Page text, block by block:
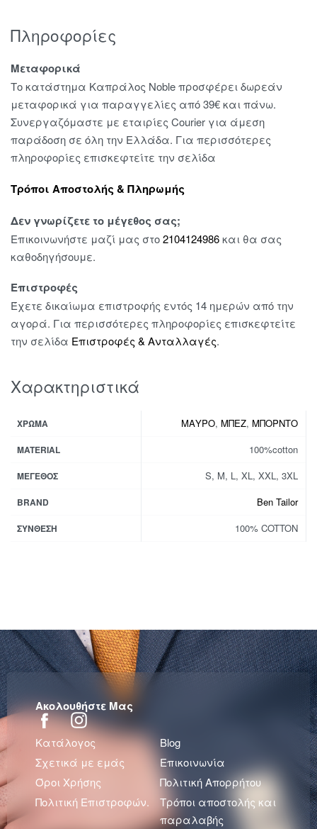
Πληροφορίες
Μεταφορικά
Το κατάστημα Καπράλος Noble προσφέρει δωρεάν
μεταφορικά για παραγγελίες από 39€ και πάνω.
Συνεργαζόμαστε με εταιρίες Courier για άμεση
παράδοση σε όλη την Ελλάδα. Για περισσότερες
πληροφορίες επισκεφτείτε την σελίδα
Τρόποι Αποστολής & Πληρωμής
Δεν γνωρίζετε το μέγεθος σας;
Επικοινωνήστε μαζί μας στο2104124986και θα σας
καθοδηγήσουμε.
Επιστροφές
Έχετε δικαίωμα επιστροφής εντός 14 ημερών από την
αγορά. Για περισσότερες πληροφορίες επισκεφτείτε
την σελίδα Επιστροφές & Ανταλλαγές.
Χαρακτηριστικά
ΧΡΏΜΑ ΜΑΥΡΟ, ΜΠΕΖ, ΜΠΟΡΝΤΟ
MATERIAL 100%cotton
ΜΈΓΕΘΟΣ S, M, L, XL, XXL, 3XL
BRAND Ben Tailor
ΣΎΝΘΕΣΗ 100% COTTON
Ακολουθήστε Μας
Κατάλογος
Blog
Σχετικά με εμάς
Επικοινωνία
Όροι Χρήσης
Πολιτική Απορρήτου
Πολιτική Επιστροφών.
Τρόποι αποστολής και
παραλαβής